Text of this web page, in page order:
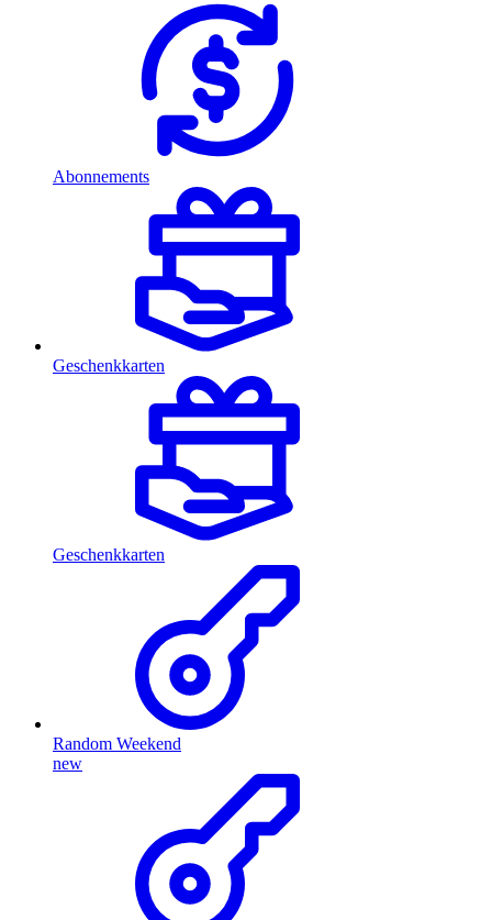
Abonnements
Geschenkkarten
Geschenkkarten
Random Weekend
new